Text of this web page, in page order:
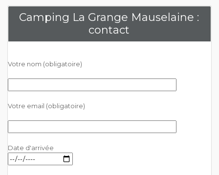
Camping La Grange Mauselaine :
contact
Votre nom (obligatoire)
Votre email (obligatoire)
Date d'arrivée